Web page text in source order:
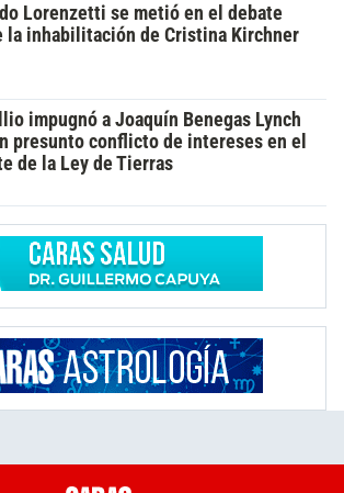
Lorenzetti se metió en el debate
la inhabilitación de Cristina Kirchner
impugnó a Joaquín Benegas Lynch
presunto conflicto de intereses en el
de la Ley de Tierras